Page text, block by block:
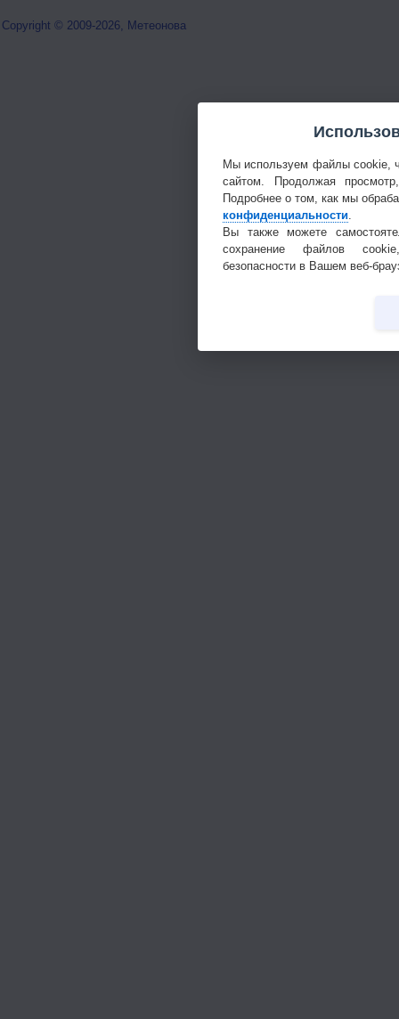
Copyright © 2009-2026, Метеонова
Мы используем файлы cookie,
сайтом. Продолжая
Подробнее о том, как мы
конфиденциальности
Вы также можете
сохранение файлов
безопасности в Вашем веб-